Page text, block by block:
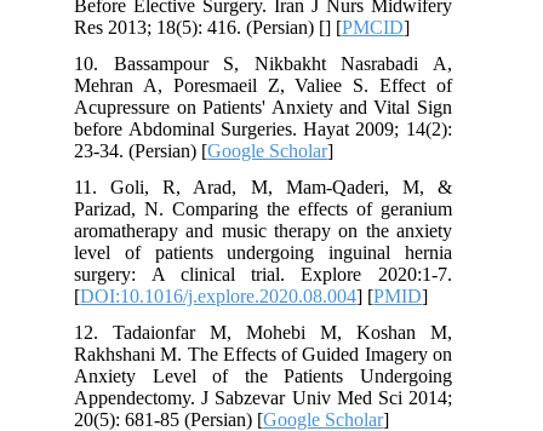
Before Elective Surgery. Iran J Nurs Midwifery
Res 2013; 18(5): 416. (Persian) [] [PMCID
10. Bassampour S, Nikbakht Nasrabadi A,
Mehran A, Poresmaeil Z, Valiee S. Effect of
Acupressure on Patients' Anxiety and Vital Sign
before Abdominal Surgeries. Hayat 2009; 14(2):
23-34. (Persian) [Google Scholar
11. Goli, R, Arad, M, Mam-Qaderi, M, &
Parizad, N. Comparing the effects of geranium
aromatherapy and music therapy on the anxiety
level of patients undergoing inguinal hernia
surgery: A clinical trial. Explore 2020:1-7.
[DOI:10.1016/j.explore.2020.08.004] [PMID
12. Tadaionfar M, Mohebi M, Koshan M,
Rakhshani M. The Effects of Guided Imagery on
Anxiety Level of the Patients Undergoing
Appendectomy. J Sabzevar Univ Med Sci 2014;
20(5): 681-85 (Persian) [Google Scholar